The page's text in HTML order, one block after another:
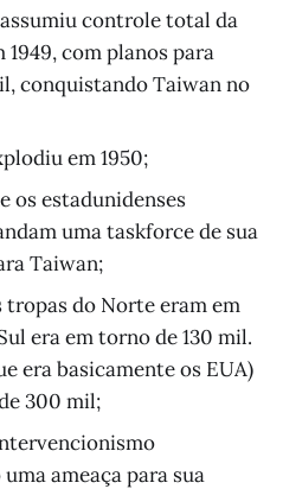
controle total da
com planos para
conquistando Taiwan no
em 1950;
os estadunidenses
uma taskforce de sua
Taiwan;
tropas do Norte eram em
era em torno de 130 mil.
era basicamente os EUA)
300 mil;
ameaça para sua